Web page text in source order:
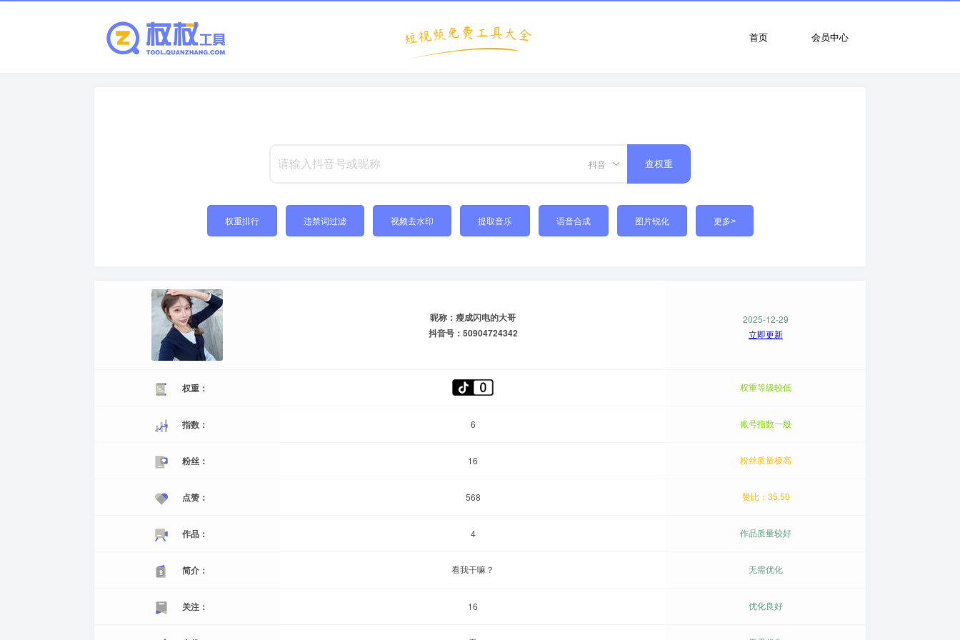
会员中心
首页
抖音 查权重
权重排行 违禁词过滤 视频去水印 提取音乐 语音合成 图片锐化 更多>
昵称：瘦成闪电的大哥
抖音号：50904724342
2025-12-29
立即更新
权重： 权重等级较低
指数： 6 账号指数一般
粉丝： 16 粉丝质量极高
点赞： 568 赞比：35.50
作品： 4 作品质量较好
简介： 看我干嘛？ 无需优化
关注： 16 优化良好